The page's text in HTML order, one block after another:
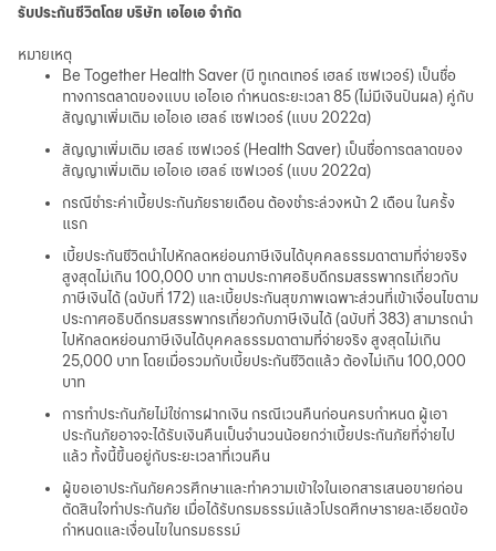
รับประกันชีวิตโดย บริษัท เอไอเอ จำกัด
หมายเหตุ
Be Together Health Saver (บี ทูเกตเทอร์ เฮลธ์ เซฟเวอร์) เป็นชื่อ
ทางการตลาดของแบบ เอไอเอ กำหนดระยะเวลา 85 (ไม่มีเงินปันผล) คู่กับ
สัญญาเพิ่มเติม เอไอเอ เฮลธ์ เซฟเวอร์ (แบบ 2022a)
สัญญาเพิ่มเติม เฮลธ์ เซฟเวอร์ (Health Saver) เป็นชื่อการตลาดของ
สัญญาเพิ่มเติม เอไอเอ เฮลธ์ เซฟเวอร์ (แบบ 2022a)
กรณีชำระค่าเบี้ยประกันภัยรายเดือน ต้องชำระล่วงหน้า 2 เดือน ในครั้ง
แรก
เบี้ยประกันชีวิตนำไปหักลดหย่อนภาษีเงินได้บุคคลธรรมดาตามที่จ่ายจริง
สูงสุดไม่เกิน 100,000 บาท ตามประกาศอธิบดีกรมสรรพากรเกี่ยวกับ
ภาษีเงินได้ (ฉบับที่ 172) และเบี้ยประกันสุขภาพเฉพาะส่วนที่เข้าเงื่อนไขตาม
ประกาศอธิบดีกรมสรรพากรเกี่ยวกับภาษีเงินได้ (ฉบับที่ 383) สามารถนำ
ไปหักลดหย่อนภาษีเงินได้บุคคลธรรมดาตามที่จ่ายจริง สูงสุดไม่เกิน
25,000 บาท โดยเมื่อรวมกับเบี้ยประกันชีวิตแล้ว ต้องไม่เกิน 100,000
บาท
การทำประกันภัยไม่ใช่การฝากเงิน กรณีเวนคืนก่อนครบกำหนด ผู้เอา
ประกันภัยอาจจะได้รับเงินคืนเป็นจำนวนน้อยกว่าเบี้ยประกันภัยที่จ่ายไป
แล้ว ทั้งนี้ขึ้นอยู่กับระยะเวลาที่เวนคืน
ผู้ขอเอาประกันภัยควรศึกษาและทำความเข้าใจในเอกสารเสนอขายก่อน
ตัดสินใจทำประกันภัย เมื่อได้รับกรมธรรม์แล้วโปรดศึกษารายละเอียดข้อ
กำหนดและเงื่อนไขในกรมธรรม์